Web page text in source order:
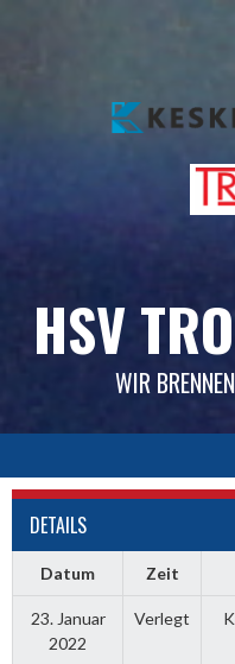
HSV
WIR
DETAILS
Datum Zeit
23. Januar
2022
Verlegt